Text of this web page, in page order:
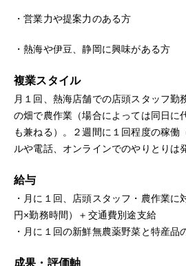
・営業力や提案力のある方
・熱海や伊豆、静岡に興味がある方
複業スタイル
月１回、熱海店舗での店頭スタッフ勤
の畑で農作業（場合によっては同日に
も兼ねる）。２週間に１回程度の稼働
ルや電話、オンラインでのやりとりは
給与
・月に１回、店頭スタッフ・農作業
円×勤務時間）＋交通費別途支給
・月に１回の新鮮無農薬野菜と特産品
成果・評価軸